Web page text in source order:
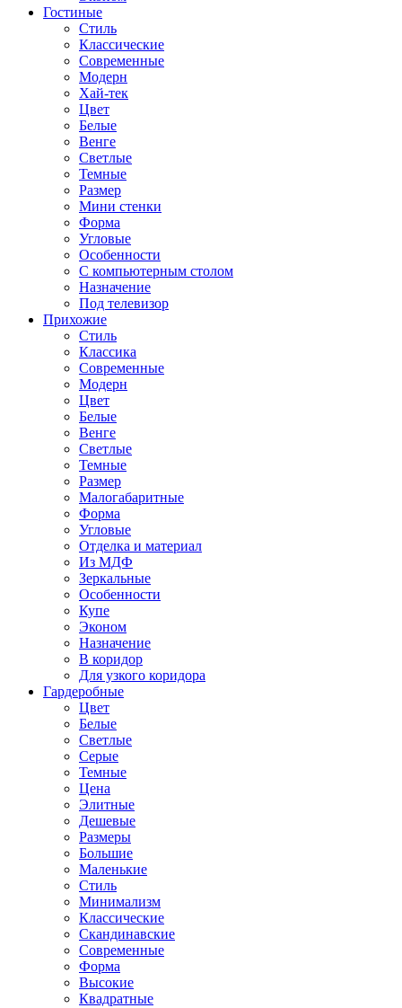
Гостиные
Стиль
Классические
Современные
Модерн
Хай-тек
Цвет
Белые
Венге
Светлые
Темные
Размер
Мини стенки
Форма
Угловые
Особенности
С компьютерным столом
Назначение
Под телевизор
Прихожие
Стиль
Классика
Современные
Модерн
Цвет
Белые
Венге
Светлые
Темные
Размер
Малогабаритные
Форма
Угловые
Отделка и материал
Из МДФ
Зеркальные
Особенности
Купе
Эконом
Назначение
В коридор
Для узкого коридора
Гардеробные
Цвет
Белые
Светлые
Серые
Темные
Цена
Элитные
Дешевые
Размеры
Большие
Маленькие
Стиль
Минимализм
Классические
Скандинавские
Современные
Форма
Высокие
Квадратные